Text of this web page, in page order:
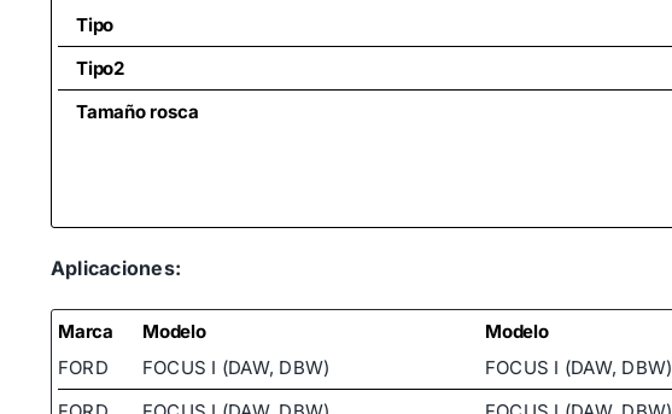
Tipo
Tipo2
Tamaño rosca
Aplicaciones:
Marca Modelo Modelo
FORD
FOCUS I (DAW, DBW) FOCUS I (DAW, DBW)